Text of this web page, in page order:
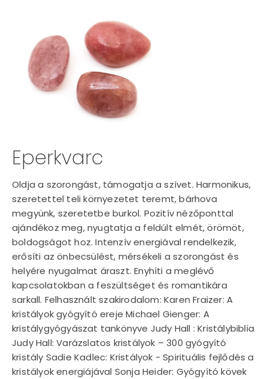
Eperkvarc
Oldja a szorongást, támogatja a szívet. Harmonikus,
szeretettel teli környezetet teremt, bárhova
megyünk, szeretetbe burkol. Pozitív nézőponttal
ajándékoz meg, nyugtatja a feldúlt elmét, örömöt,
boldogságot hoz. Intenzív energiával rendelkezik,
erősíti az önbecsülést, mérsékeli a szorongást és
helyére nyugalmat áraszt. Enyhíti a meglévő
kapcsolatokban a feszültséget és romantikára
sarkall. Felhasznált szakirodalom: Karen Fraizer: A
kristályok gyógyító ereje Michael Gienger: A
kristálygyógyászat tankönyve Judy Hall : Kristálybiblia
Judy Hall: Varázslatos kristályok – 300 gyógyító
kristály Sadie Kadlec: Kristályok - Spirituális fejlődés a
kristályok energiájával Sonja Heider: Gyógyító kövek